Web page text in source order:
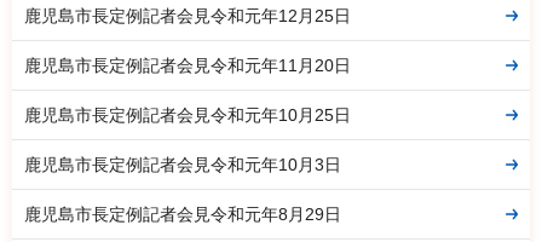
鹿児島市長定例記者会見令和元年12月25日
鹿児島市長定例記者会見令和元年11月20日
鹿児島市長定例記者会見令和元年10月25日
鹿児島市長定例記者会見令和元年10月3日
鹿児島市長定例記者会見令和元年8月29日